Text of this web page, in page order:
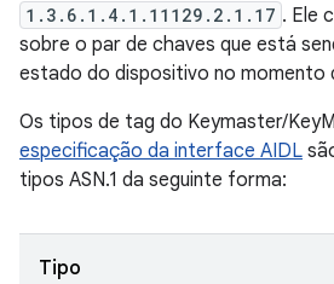
1.3.6.1.4.1.11129.2.1.17 . Ele
sobre o par de chaves que está
estado do dispositivo no momento
Os tipos de tag do Keymaster/
especificação da interface AIDL
tipos ASN.1 da seguinte forma:
Tipo